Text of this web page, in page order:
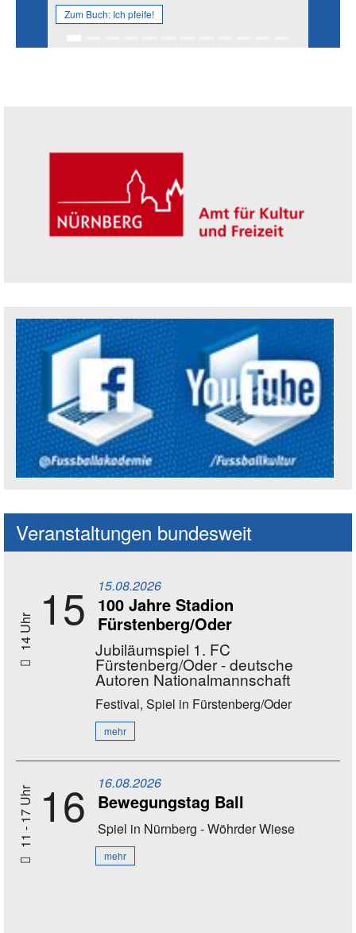
Zum Buch: Ich pfeife!
Social Media Kanäle der Akademie
Veranstaltungen bundesweit
14 Uhr 15 15.08.2026
100 Jahre Stadion
Fürstenberg/Oder
Jubiläumspiel 1. FC
Fürstenberg/Oder - deutsche
Autoren Nationalmannschaft
Festival, Spiel in Fürstenberg/Oder
mehr
11 - 17 Uhr 16 16.08.2026
Bewegungstag Ball
Spiel in Nürnberg - Wöhrder Wiese
mehr